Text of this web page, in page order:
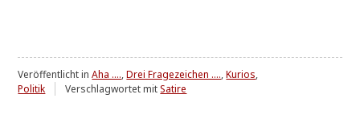
Veröffentlicht inAha ....,Drei Fragezeichen ....,Kurios,
Politik
Verschlagwortet mitSatire